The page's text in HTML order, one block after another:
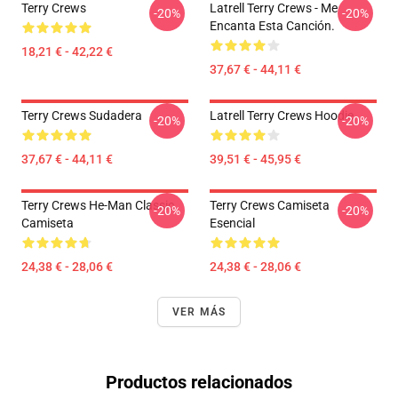
Terry Crews
18,21 € - 42,22 €
-20%
Latrell Terry Crews - Me
Encanta Esta Canción.
37,67 € - 44,11 €
-20%
Terry Crews Sudadera
37,67 € - 44,11 €
-20% Latrell Terry Crews Hoodie
39,51 € - 45,95 €
-20%
Terry Crews He-Man Classic
Camiseta
24,38 € - 28,06 €
-20%
Terry Crews Camiseta
Esencial
24,38 € - 28,06 €
-20%
VER MÁS
Productos relacionados